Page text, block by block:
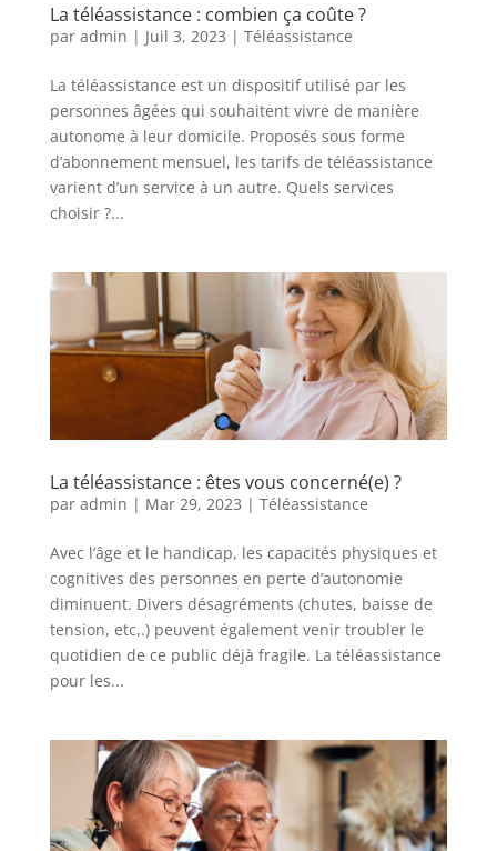
La téléassistance : combien ça coûte ?
par admin | Juil 3, 2023 | Téléassistance
La téléassistance est un dispositif utilisé par les
personnes âgées qui souhaitent vivre de manière
autonome à leur domicile. Proposés sous forme
d’abonnement mensuel, les tarifs de téléassistance
varient d’un service à un autre. Quels services
choisir ?...
La téléassistance : êtes vous concerné(e) ?
par admin | Mar 29, 2023 | Téléassistance
Avec l’âge et le handicap, les capacités physiques et
cognitives des personnes en perte d’autonomie
diminuent. Divers désagréments (chutes, baisse de
tension, etc,.) peuvent également venir troubler le
quotidien de ce public déjà fragile. La téléassistance
pour les...